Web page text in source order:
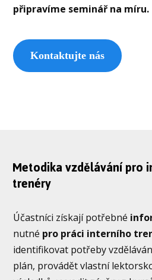
připravíme seminář na míru.
Kontaktujte nás
Metodika vzdělávání pro
trenéry
Účastníci získají potřebné
nutné pro práci interního
identifikovat potřeby
plán, provádět vlastní